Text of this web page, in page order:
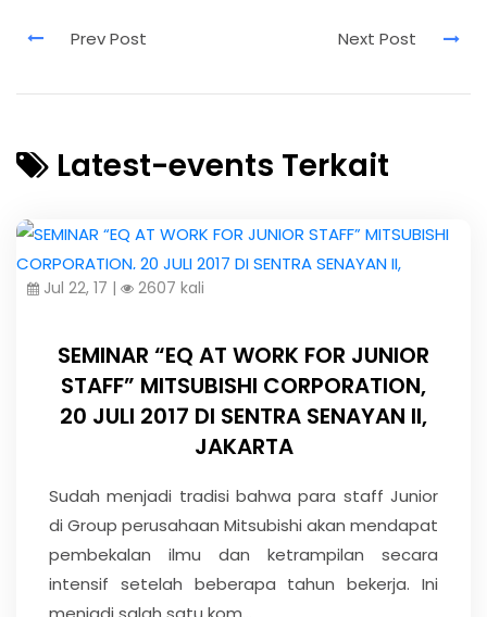
Latest-events Terkait
Jul 22, 17 | 2607 kali
SEMINAR “EQ AT WORK FOR JUNIOR
STAFF” MITSUBISHI CORPORATION,
20 JULI 2017 DI SENTRA SENAYAN II,
JAKARTA
Sudah menjadi tradisi bahwa para staff Junior
di Group perusahaan Mitsubishi akan mendapat
pembekalan ilmu dan ketrampilan secara
intensif setelah beberapa tahun bekerja. Ini